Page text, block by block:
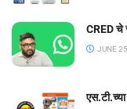
CRED
JUNE